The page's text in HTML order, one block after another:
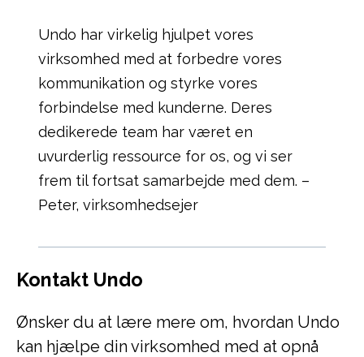
Undo har virkelig hjulpet vores
virksomhed med at forbedre vores
kommunikation og styrke vores
forbindelse med kunderne. Deres
dedikerede team har været en
uvurderlig ressource for os, og vi ser
frem til fortsat samarbejde med dem. –
Peter, virksomhedsejer
Kontakt Undo
Ønsker du at lære mere om, hvordan Undo
kan hjælpe din virksomhed med at opnå